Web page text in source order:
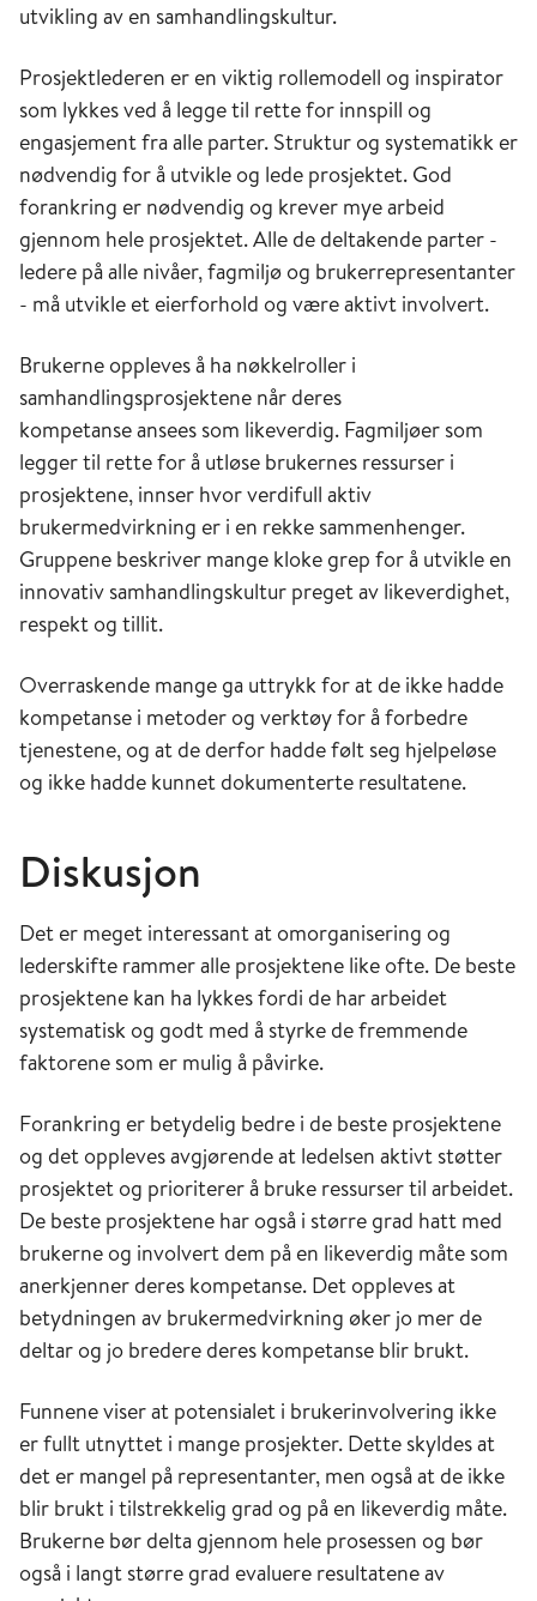
utvikling av en samhandlingskultur.
Prosjektlederen er en viktig rollemodell og inspirator
som lykkes ved å legge til rette for innspill og
engasjement fra alle parter. Struktur og systematikk er
nødvendig for å utvikle og lede prosjektet. God
forankring er nødvendig og krever mye arbeid
gjennom hele prosjektet. Alle de deltakende parter -
ledere på alle nivåer, fagmiljø og brukerrepresentanter
- må utvikle et eierforhold og være aktivt involvert.
Brukerne oppleves å ha nøkkelroller i
samhandlingsprosjektene når deres
kompetanse ansees som likeverdig. Fagmiljøer som
legger til rette for å utløse brukernes ressurser i
prosjektene, innser hvor verdifull aktiv
brukermedvirkning er i en rekke sammenhenger.
Gruppene beskriver mange kloke grep for å utvikle en
innovativ samhandlingskultur preget av likeverdighet,
respekt og tillit.
Overraskende mange ga uttrykk for at de ikke hadde
kompetanse i metoder og verktøy for å forbedre
tjenestene, og at de derfor hadde følt seg hjelpeløse
og ikke hadde kunnet dokumenterte resultatene.
Diskusjon
Det er meget interessant at omorganisering og
lederskifte rammer alle prosjektene like ofte. De beste
prosjektene kan ha lykkes fordi de har arbeidet
systematisk og godt med å styrke de fremmende
faktorene som er mulig å påvirke.
Forankring er betydelig bedre i de beste prosjektene
og det oppleves avgjørende at ledelsen aktivt støtter
prosjektet og prioriterer å bruke ressurser til arbeidet.
De beste prosjektene har også i større grad hatt med
brukerne og involvert dem på en likeverdig måte som
anerkjenner deres kompetanse. Det oppleves at
betydningen av brukermedvirkning øker jo mer de
deltar og jo bredere deres kompetanse blir brukt.
Funnene viser at potensialet i brukerinvolvering ikke
er fullt utnyttet i mange prosjekter. Dette skyldes at
det er mangel på representanter, men også at de ikke
blir brukt i tilstrekkelig grad og på en likeverdig måte.
Brukerne bør delta gjennom hele prosessen og bør
også i langt større grad evaluere resultatene av